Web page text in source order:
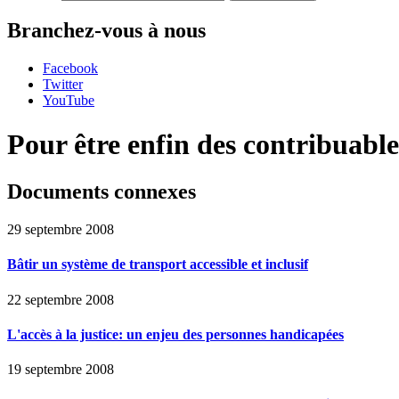
Branchez-vous à nous
Facebook
Twitter
YouTube
Pour être enfin des
Documents connexes
29 septembre 2008
Bâtir un système de transport accessible et inclusif
22 septembre 2008
L'accès à la justice: un enjeu des personnes handicapées
19 septembre 2008